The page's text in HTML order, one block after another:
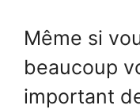
Même si
beaucoup
important